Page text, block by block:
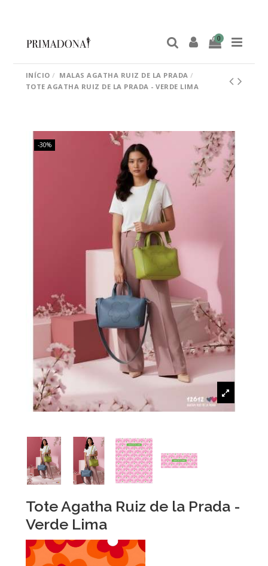
0
INÍCIO
MALAS AGATHA RUIZ DE LA PRADA
TOTE AGATHA RUIZ DE LA PRADA - VERDE LIMA
-30%
Tote Agatha Ruiz de la Prada -
Verde Lima